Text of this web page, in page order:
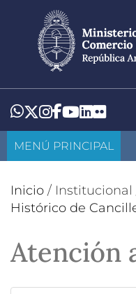
contenido
principal
Whatsapp
Twitter
Instagram
Facebook
YouTube
Flickr
MENÚ PRINCIPAL
Inicio / Institucional
Histórico de
Atención